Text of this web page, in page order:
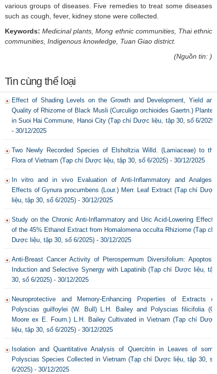
various groups of diseases. Five remedies to treat some diseases
such as cough, fever, kidney stone were collected.
Keywords: Medicinal plants, Mong ethnic communities, Thai ethnic
communities, Indigenous knowledge, Tuan Giao district.
(Nguồn tin: )
Tin cùng thể loại
Effect of Shading Levels on the Growth and Development, Yield and
Quality of Rhizome of Black Musli (Curculigo orchioides Gaertn.) Planted
in Suoi Hai Commune, Hanoi City (Tạp chí Dược liệu, tập 30, số 6/2025)
- 30/12/2025
Two Newly Recorded Species of Elsholtzia Willd. (Lamiaceae) to the
Flora of Vietnam (Tạp chí Dược liệu, tập 30, số 6/2025) - 30/12/2025
In vitro and in vivo Evaluation of Anti-Inflammatory and Analgesic
Effects of Gynura procumbens (Lour.) Merr. Leaf Extract (Tạp chí Dược
liệu, tập 30, số 6/2025) - 30/12/2025
Study on the Chronic Anti-Inflammatory and Uric Acid-Lowering Effects
of the 45% Ethanol Extract from Homalomena occulta Rhiziome (Tạp chí
Dược liệu, tập 30, số 6/2025) - 30/12/2025
Anti-Breast Cancer Activity of Pterospermum Diversifolium: Apoptosis
Induction and Selective Synergy with Lapatinib (Tạp chí Dược liệu, tập
30, số 6/2025) - 30/12/2025
Neuroprotective and Memory-Enhancing Properties of Extracts of
Polyscias guilfoylei (W. Bull) L.H. Bailey and Polyscias filicifolia (C.
Moore ex E. Fourn.) L.H. Bailey Cultivated in Vietnam (Tạp chí Dược
liệu, tập 30, số 6/2025) - 30/12/2025
Isolation and Quantitative Analysis of Quercitrin in Leaves of some
Polyscias Species Collected in Vietnam (Tạp chí Dược liệu, tập 30, số
6/2025) - 30/12/2025